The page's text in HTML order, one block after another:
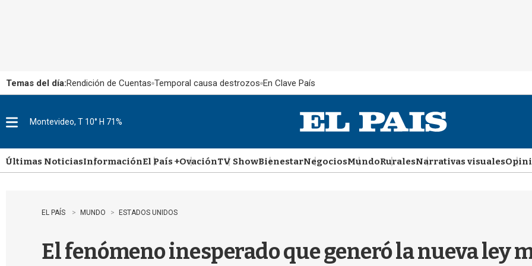
Temas del día:Rendición de Cuentas Temporal causa destrozos En Clave País
u
Montevideo, T 10° H 71%
Últimas NoticiasInformaciónEl País +OvaciónTV ShowBienestarNegociosMundoRuralesNarrativas visuales
EL PAÍS MUNDO ESTADOS UNIDOS
El fenómeno inesperado que generó la nueva ley